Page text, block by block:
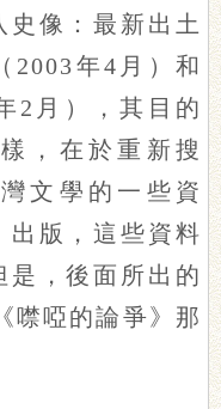
像：最新出土
2003年4月）和
2月），其目的
，在於重新搜
文學的一些資
出版，這些資料
，後面所出的
噤啞的論爭》那